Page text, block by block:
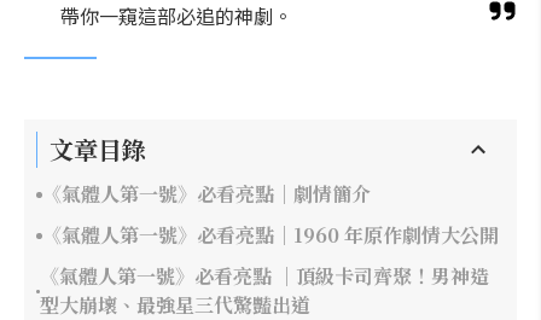
帶你一窺這部必追的神劇。
文章目錄
《氣體人第一號》必看亮點｜劇情簡介
《氣體人第一號》必看亮點｜1960 年原作劇情大公開
《氣體人第一號》必看亮點 ｜頂級卡司齊聚！男神造
型大崩壞、最強星三代驚豔出道